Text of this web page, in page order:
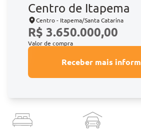
Centro de Itapema
Centro - Itapema/Santa Catarina
R$ 3.650.000,00
Valor de compra
Receber mais